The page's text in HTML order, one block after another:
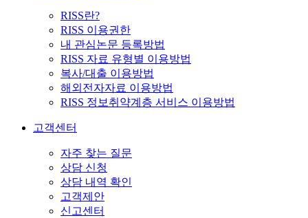
RISS란?
RISS 이용권한
내 관심논문 등록방법
RISS 자료 유형별 이용방법
복사/대출 이용방법
해외전자자료 이용방법
RISS 정보취약계층 서비스 이용방법
고객센터
자주 찾는 질문
상담 신청
상담 내역 확인
고객제안
신고센터